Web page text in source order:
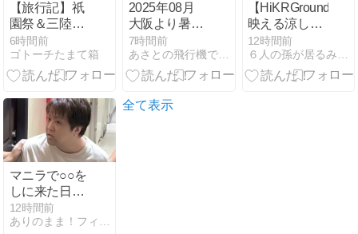
【旅行記】祇
園祭＆三陸ロ
ーカル線めぐ
り旅2026 2日
目―暇つぶし
6時間前
ゴトーチたまて箱
2025年08月
大阪より暑く
ない台湾
07/13
7時間前
あさとの飛行機で行く台湾・タイ・世界遺産と機内食の日記
【HiKRGround】
映える涼しい
穴場
12時間前
マニラで○○を
しに来た日本
人男性38歳の
身柄を確保！
12時間前
ありのまま！フィリピンニュース＠セブ島発信
全て表示